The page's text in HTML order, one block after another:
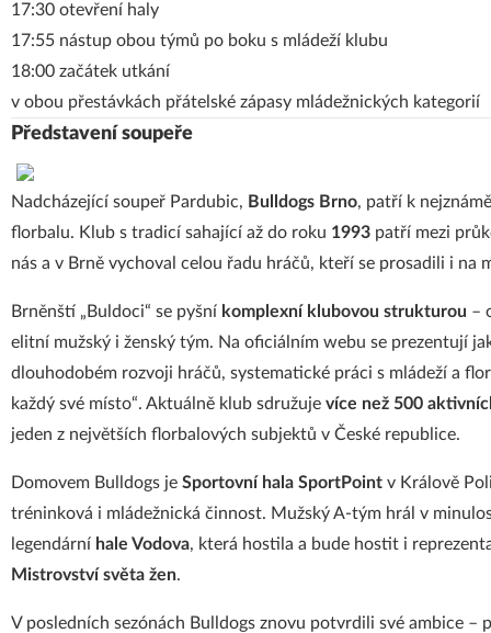
17:30 otevření haly
17:55 nástup obou týmů po boku s mládeží klubu
18:00 začátek utkání
v obou přestávkách přátelské zápasy mládežnických kategorií
Představení soupeře
Nadcházející soupeř Pardubic, Bulldogs Brno, patří k
florbalu. Klub s tradicí sahající až do roku 1993 patří mezi
nás a v Brně vychoval celou řadu hráčů, kteří se prosadili i na
Brněnští „Buldoci“ se pyšní komplexní klubovou strukturou –
elitní mužský i ženský tým. Na oficiálním webu se prezentují
dlouhodobém rozvoji hráčů, systematické práci s mládeží a
každý své místo“. Aktuálně klub sdružuje více než 500
jeden z největších florbalových subjektů v České republice.
Domovem Bulldogs je Sportovní hala SportPoint v Králově
tréninková i mládežnická činnost. Mužský A-tým hrál v
legendární hale Vodova, která hostila a bude hostit i
Mistrovství světa žen.
V posledních sezónách Bulldogs znovu potvrdili své ambice –